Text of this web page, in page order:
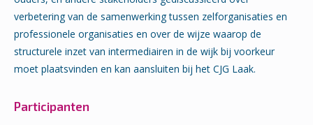
verbetering van de samenwerking tussen zelforganisaties en
professionele organisaties en over de wijze waarop de
structurele inzet van intermediairen in de wijk bij voorkeur
moet plaatsvinden en kan aansluiten bij het CJG Laak.
Participanten